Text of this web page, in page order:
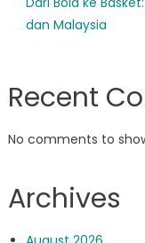
dan Malaysia
Recent
No comments to
Archives